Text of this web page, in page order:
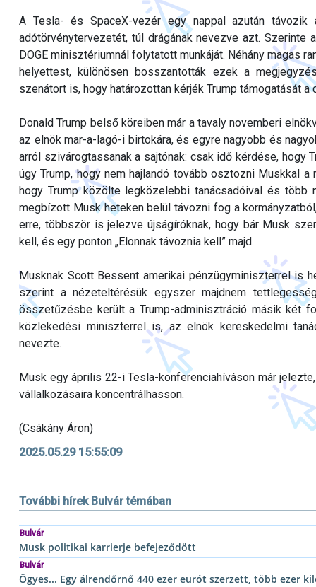
A Tesla- és SpaceX-vezér egy nappal azután távozik
adótörvénytervezetét, túl drágának nevezve azt.
DOGE minisztériumnál folytatott munkáját. Néhány magas
helyettest, különösen bosszantották ezek a
szenátort is, hogy határozottan kérjék Trump támogatását
Donald Trump belső köreiben már a tavaly novemberi
az elnök mar-a-lagó-i birtokára, és egyre nagyobb és
arról szivárogtassanak a sajtónak: csak idő kérdése,
úgy Trump, hogy nem hajlandó tovább osztozni Muskkal
hogy Trump közölte legközelebbi tanácsadóival és
megbízott Musk heteken belül távozni fog a
erre, többször is jelezve újságíróknak, hogy bár Musk
kell, és egy ponton „Elonnak távoznia kell” majd.
Musknak Scott Bessent amerikai pénzügyminiszterrel is
szerint a nézeteltérésük egyszer majdnem
összetűzésbe került a Trump-adminisztráció másik két
közlekedési miniszterrel is, az elnök kereskedelmi
nevezte.
Musk egy április 22-i Tesla-konferenciahíváson már
vállalkozásaira koncentrálhasson.
(Csákány Áron)
2025.05.29 15:55:09
További hírek Bulvár témában
Bulvár
Musk politikai karrierje befejeződött
Bulvár
Ögyes... Egy álrendőrnő 440 ezer eurót szerzett, több ezer